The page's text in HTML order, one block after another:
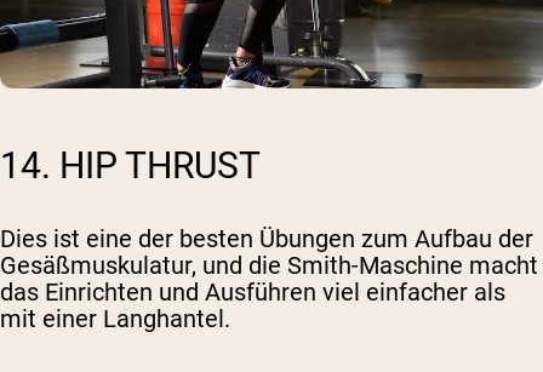
14. HIP THRUST
Dies ist eine der besten Übungen zum Aufbau der
Gesäßmuskulatur, und die Smith-Maschine macht
das Einrichten und Ausführen viel einfacher als
mit einer Langhantel.